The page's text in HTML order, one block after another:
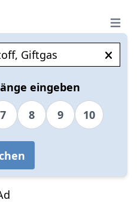
Open
eingeben
7 8 9 10